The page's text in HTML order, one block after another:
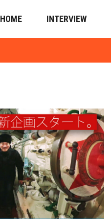
HOME INTERVIEW